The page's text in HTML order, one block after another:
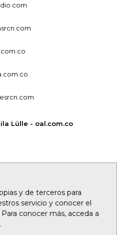
y de terceros para
servicio y conocer el
conocer más, acceda a
.
Lülle - oal.com.co